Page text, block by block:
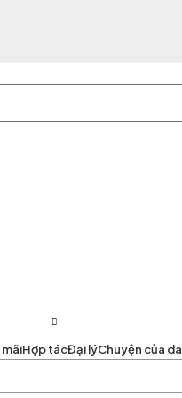
Hợp tácĐại lýChuyện của da